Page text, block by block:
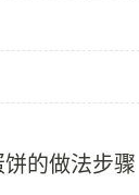
的做法步骤